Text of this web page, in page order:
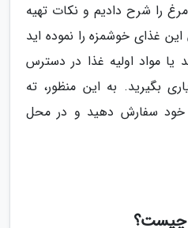
را شرح دادیم و نکات تهیه
غذای خوشمزه را نموده اید
یا مواد اولیه غذا در دسترس
بگیرید. به این منظور، ته
خود سفارش دهید و در محل
چیست؟